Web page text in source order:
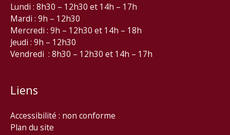
Lundi : 8h30 – 12h30 et 14h – 17h
Mardi : 9h – 12h30
Mercredi : 9h – 12h30 et 14h – 18h
Jeudi : 9h – 12h30
Vendredi : 8h30 – 12h30 et 14h – 17h
Liens
Accessibilité : non conforme
Plan du site